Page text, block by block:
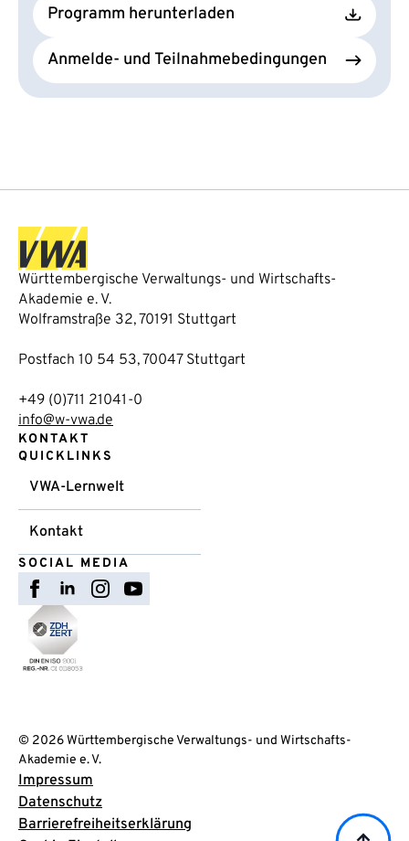
Programm herunterladen
Anmelde- und Teilnahmebedingungen
Württembergische Verwaltungs- und Wirtschafts-
Akademie e. V.
Wolframstraße 32, 70191 Stuttgart
Postfach 10 54 53, 70047 Stuttgart
+49 (0)711 21041-0
info@w-vwa.de
KONTAKT
QUICKLINKS
VWA-Lernwelt
Kontakt
SOCIAL MEDIA
© 2026 Württembergische Verwaltungs- und Wirtschafts-
Akademie e. V.
Impressum
Datenschutz
Barrierefreiheitserklärung